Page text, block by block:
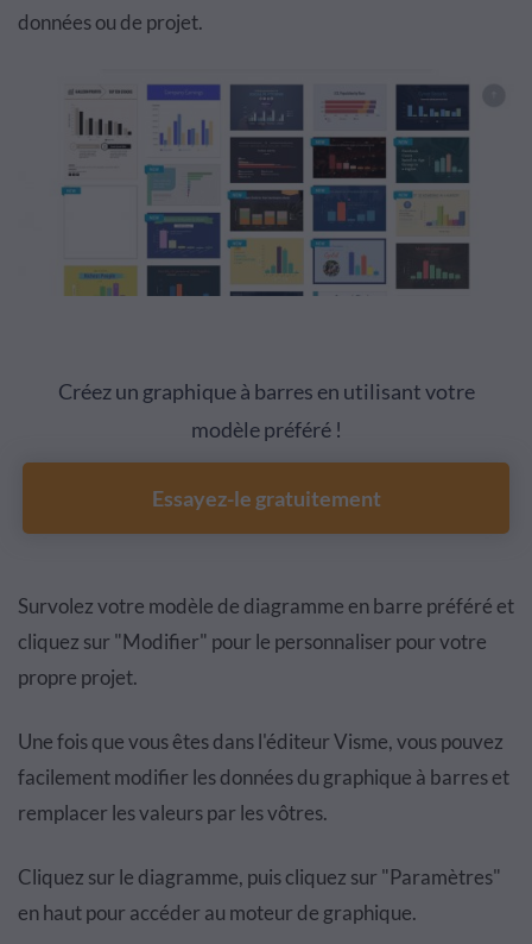
données ou de projet.
Créez un graphique à barres en utilisant votre
modèle préféré !
Essayez-le gratuitement
Survolez votre modèle de diagramme en barre préféré et
cliquez sur "Modifier" pour le personnaliser pour votre
propre projet.
Une fois que vous êtes dans l'éditeur Visme, vous pouvez
facilement modifier les données du graphique à barres et
remplacer les valeurs par les vôtres.
Cliquez sur le diagramme, puis cliquez sur "Paramètres"
en haut pour accéder au moteur de graphique.